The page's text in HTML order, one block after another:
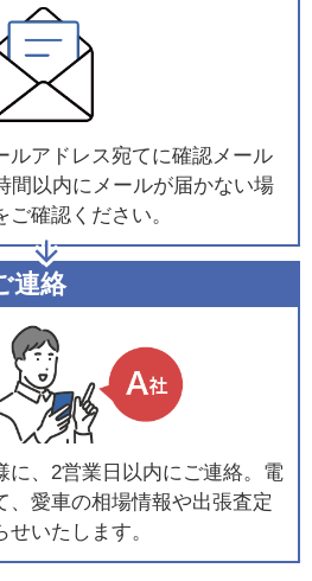
ルアドレス宛てに確認メール
間以内にメールが届かない場
ご確認ください。
連絡
に、2営業日以内にご連絡。電
、愛車の相場情報や出張査定
いたします。